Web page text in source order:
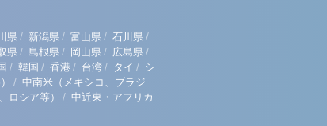
県 / 新潟県 / 富山県 / 石川県 /
県 / 島根県 / 岡山県 / 広島県 /
/ 韓国 / 香港 / 台湾 / タイ / シ
/ 中南米（メキシコ、ブラジ
ロシア等） / 中近東・アフリカ